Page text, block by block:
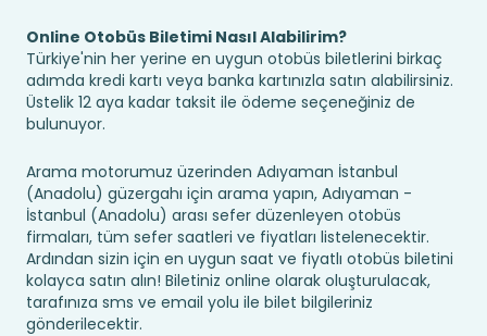
Online Otobüs Biletimi Nasıl Alabilirim?
Türkiye'nin her yerine en uygun otobüs biletlerini birkaç
adımda kredi kartı veya banka kartınızla satın alabilirsiniz.
Üstelik 12 aya kadar taksit ile ödeme seçeneğiniz de
bulunuyor.
Arama motorumuz üzerinden Adıyaman İstanbul
(Anadolu) güzergahı için arama yapın, Adıyaman -
İstanbul (Anadolu) arası sefer düzenleyen otobüs
firmaları, tüm sefer saatleri ve fiyatları listelenecektir.
Ardından sizin için en uygun saat ve fiyatlı otobüs biletini
kolayca satın alın! Biletiniz online olarak oluşturulacak,
tarafınıza sms ve email yolu ile bilet bilgileriniz
gönderilecektir.